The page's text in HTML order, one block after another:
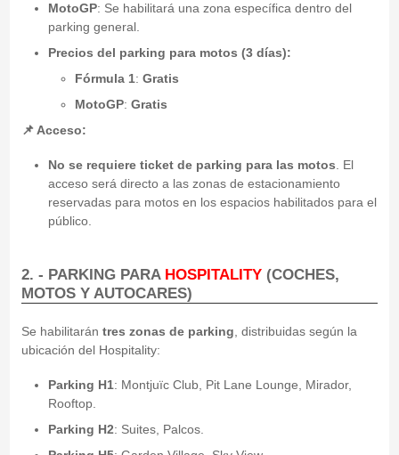
MotoGP: Se habilitará una zona específica dentro del
parking general.
Precios del parking para motos (3 días):
Fórmula 1: Gratis
MotoGP: Gratis
📌 Acceso:
No se requiere ticket de parking para las motos . El
acceso será directo a las zonas de estacionamiento
reservadas para motos en los espacios habilitados para el
público.
2. - PARKING PARA HOSPITALITY(COCHES,
MOTOS Y AUTOCARES)
Se habilitarán tres zonas de parking , distribuidas según la
ubicación del Hospitality:
Parking H1: Montjuïc Club, Pit Lane Lounge, Mirador,
Rooftop.
Parking H2: Suites, Palcos.